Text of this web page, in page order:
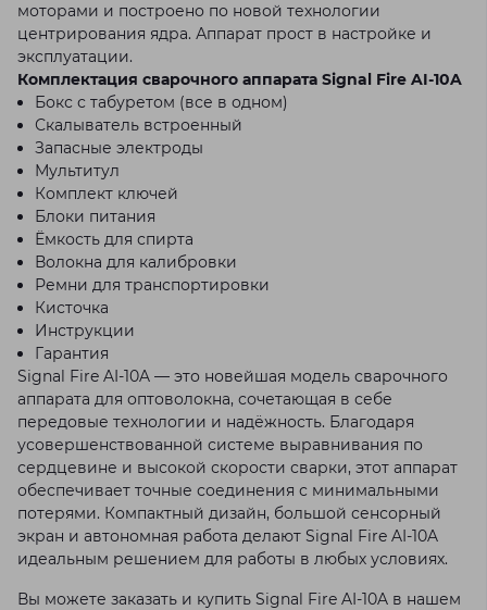
моторами и построено по новой технологии
центрирования ядра. Аппарат прост в настройке и
эксплуатации.
Комплектация сварочного аппарата Signal Fire AI-10A
Бокс с табуретом (все в одном)
Скалыватель встроенный
Запасные электроды
Мультитул
Комплект ключей
Блоки питания
Ёмкость для спирта
Волокна для калибровки
Ремни для транспортировки
Кисточка
Инструкции
Гарантия
Signal Fire AI-10A — это новейшая модель сварочного
аппарата для оптоволокна, сочетающая в себе
передовые технологии и надёжность. Благодаря
усовершенствованной системе выравнивания по
сердцевине и высокой скорости сварки, этот аппарат
обеспечивает точные соединения с минимальными
потерями. Компактный дизайн, большой сенсорный
экран и автономная работа делают Signal Fire AI-10A
идеальным решением для работы в любых условиях.
Вы можете заказать и купить Signal Fire AI-10A в нашем